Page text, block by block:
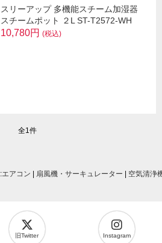
スリーアップ 多機能スチーム加湿器
スチームポット ２L ST-T2572-WH
10,780円 (税込)
全1件
:エアコン 扇風機・サーキュレーター 空気清浄
旧Twitter Instagram